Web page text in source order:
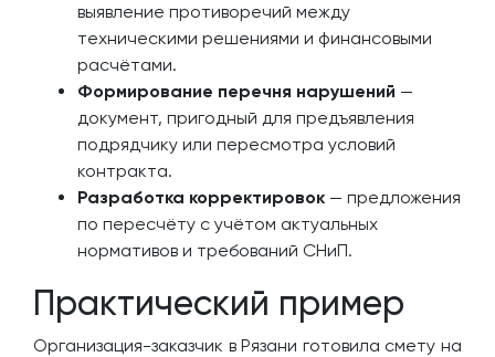
выявление противоречий между
техническими решениями и финансовыми
расчётами.
Формирование перечня нарушений —
документ, пригодный для предъявления
подрядчику или пересмотра условий
контракта.
Разработка корректировок — предложения
по пересчёту с учётом актуальных
нормативов и требований СНиП.
Практический пример
Организация-заказчик в Рязани готовила смету на